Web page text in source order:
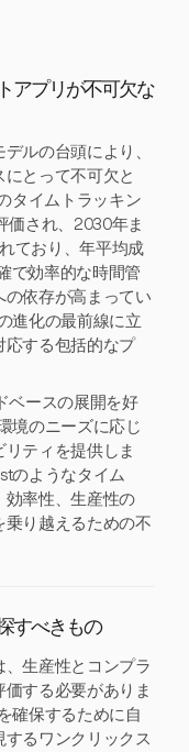
アプリが不可欠な
ルの台頭により、
とって不可欠と
タイムトラッキン
価され、2030年ま
ており、年平均成
で効率的な時間管
依存が高まってい
進化の最前線に立
応する包括的なプ
ベースの展開を好
境のニーズに応じ
ティを提供しま
のようなタイム
効率性、生産性の
り越えるための不
すべきもの
生産性とコンプラ
する必要がありま
確保するために自
るワンクリックス